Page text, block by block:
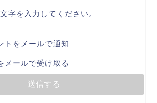
字を入力してください。
トをメールで通知
メールで受け取る